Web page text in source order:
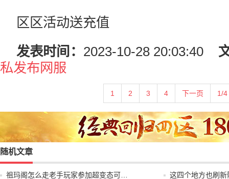
区区活动送充值
发表时间： 2023-10-28 20:03:40
私发布网服
1 2 3 4 下一页 1/4
随机文章
祖玛阁怎么走老手玩家参加超变态可… 这四个地方也刷新